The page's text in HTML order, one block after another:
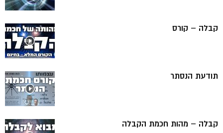
קבלה – קורס
תודעת הנסתר
קבלה – מהות חכמת הקבלה